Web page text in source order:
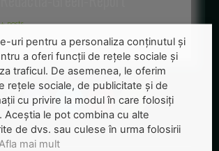
+ posts
uri pentru a personaliza conținutul și
a oferi funcții de rețele sociale și
traficul. De asemenea, le oferim
rețele sociale, de publicitate și de
cu privire la modul în care folosiți
Aceștia le pot combina cu alte
de dvs. sau culese în urma folosirii
Afla mai mult